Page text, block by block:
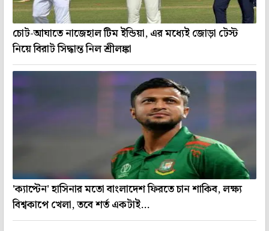
চোট-আঘাতে নাজেহাল টিম ইন্ডিয়া, এর মধ্যেই জোড়া টেস্ট
নিয়ে বিরাট সিদ্ধান্ত নিল শ্রীলঙ্কা
'ক্যাপ্টেন' হাসিনার মতো বাংলাদেশ ফিরতে চান শাকিব, লক্ষ্য
বিশ্বকাপে খেলা, তবে শর্ত একটাই...